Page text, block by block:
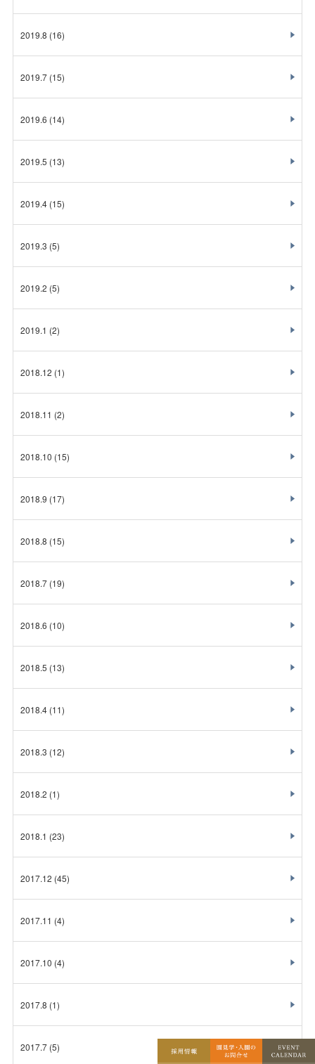
2019.8 (16)
2019.7(15)
2019.6 (14)
2019.5 (13)
2019.4(15)
2019.3 (5)
2019.2 (5)
2019.1 (2)
2018.12 (1)
2018.11 (2)
2018.10 (15)
2018.9 (17)
2018.8 (15)
2018.7(19)
2018.6 (10)
2018.5 (13)
2018.4(11)
2018.3 (12)
2018.2 (1)
2018.1 (23)
2017.12 (45)
2017.11 (4)
2017.10 (4)
2017.8 (1)
2017.7(5)